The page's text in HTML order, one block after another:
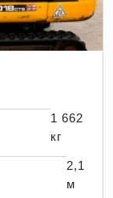
1 662
кг
2,1
м